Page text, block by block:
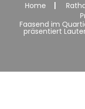
Home
Faasend im
präsentiert